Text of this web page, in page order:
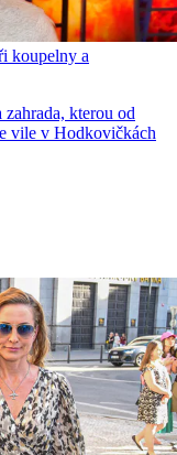
koupelny a
kterou od
vile v Hodkovičkách